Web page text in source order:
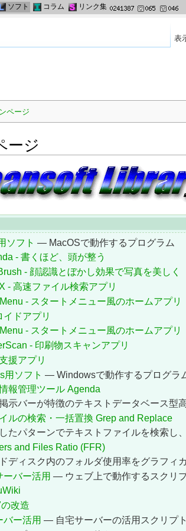
ページ
ージ
ソフト — MacOSで動作するプログラム
- 書くほど、頭が整う
- 顔認識とぼかし効果で写真を美しく
- 高速ファイル検索アプリ
- スタートメニュー風のホームアプリ
イドアプリ
- スタートメニュー風のホームアプリ
- 印刷物スキャンアプリ
援アプリ
用ソフト — Windowsで動作するプログラ
報管理ツール Agenda
示バーが特徴のテキストデータベース型
ルの検索・一括置換 Grep and Replace
たパターンでテキストファイルを検索し
and Files Ratio (FFR)
ディスク内のフォルダ使用率をグラフィ
ーバー活用 — ウェブ上で動作するスクリ
改造
バー活用 — 自宅サーバーの活用スクリプト
表
ソフト コラム リンク集